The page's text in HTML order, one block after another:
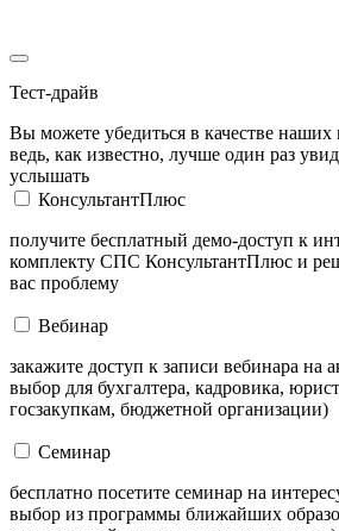
Тест-драйв
Вы можете убедиться в качестве наших
ведь, как известно, лучше один раз
услышать
КонсультантПлюс
получите бесплатный демо-доступ к
комплекту СПС КонсультантПлюс и
вас проблему
Вебинар
закажите доступ к записи вебинара на
выбор для бухгалтера, кадровика,
госзакупкам, бюджетной организации)
Семинар
бесплатно посетите семинар на
выбор из программы ближайших